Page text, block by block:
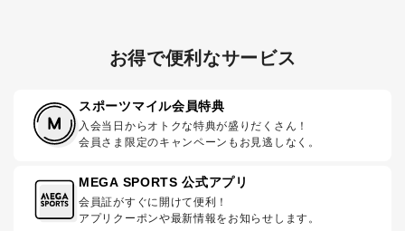
お得で便利なサービス
スポーツマイル会員特典
入会当日からオトクな特典が盛りだくさん！
会員さま限定のキャンペーンもお見逃しなく。
MEGA SPORTS 公式アプリ
会員証がすぐに開けて便利！
アプリクーポンや最新情報をお知らせします。